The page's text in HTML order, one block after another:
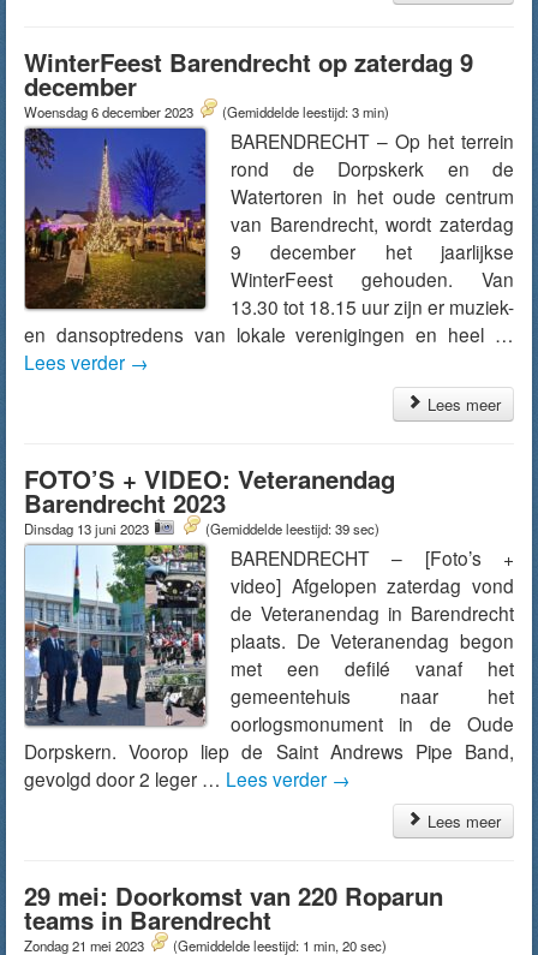
WinterFeest Barendrecht op zaterdag 9
december
Woensdag 6 december 2023 (Gemiddelde leestijd: 3 min)
BARENDRECHT – Op het terrein
rond de Dorpskerk en de
Watertoren in het oude centrum
van Barendrecht, wordt zaterdag
9 december het jaarlijkse
WinterFeest gehouden. Van
13.30 tot 18.15 uur zijn er muziek-
en dansoptredens van lokale verenigingen en heel …
Lees verder →
Lees meer
FOTO’S + VIDEO: Veteranendag
Barendrecht 2023
Dinsdag 13 juni 2023 (Gemiddelde leestijd: 39 sec)
BARENDRECHT – [Foto’s +
video] Afgelopen zaterdag vond
de Veteranendag in Barendrecht
plaats. De Veteranendag begon
met een defilé vanaf het
gemeentehuis naar het
oorlogsmonument in de Oude
Dorpskern. Voorop liep de Saint Andrews Pipe Band,
gevolgd door 2 leger … Lees verder →
Lees meer
29 mei: Doorkomst van 220 Roparun
teams in Barendrecht
Zondag 21 mei 2023 (Gemiddelde leestijd: 1 min, 20 sec)